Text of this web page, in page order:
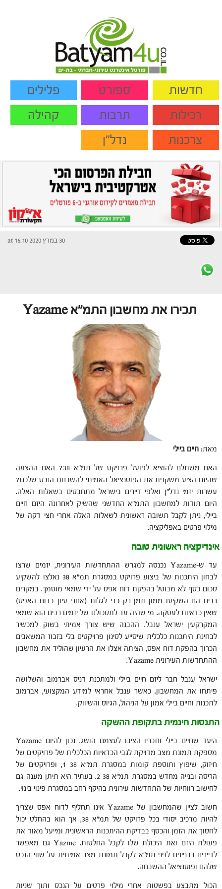
חדשות ספורט
פלילים
רכילות
תרבות
קהילה
צרכנות
נדל"ן
30 במרץ 2020 at 16:10
תכירו את מחשבון התמ"א Yazame
מאת: חיים ביילי
האם משתלם להוציא לפועל פרויקט של תמ"א 38? האם ההצעה
שהיזם הציע משקפת את הפוטנציאל האמיתי להשבחת הנכס שלכם?
עשרות יזמי נדל"ן ואלפי דיירים בישראל מתחבטים בשאלות האלה.
היום תודות למחשבון התמ"א החדשני שהשיק לאחרונה היזם חיים
ביילי, ניתן לקבל תשובה ראשונית לשאלות האלה אחרי חצי דקה של
מילוי פרטים באפליקציה.
אינדיקציה ראשונית טובה
עד ש-Yazame נכנסה למגרש ההתחדשות העירונית, יזמים שרצו
לבחון היתכנות של ביצוע פרויקט במסגרת תמ"א 38 נאלצו להשקיע
סכום כסף לא מבוטל בהפקת דוח אפס על ידי שמאי מוסמך. במקרים
רבים הם השקיעו ממון וזמן רק כדי לגלות (אחרי עיון בדוח האפס)
שאין כדאיות לעסקה. מי שהיה עד לתסכולם של יזמים רבים הוא שמאי
המקרקעין ישראל ענבל. ההבנה שיש צורך אמיתי בשוק למכשיר
לבחינת היתכנות כלכלית שיסייע לסינון פרויקטים בלי בזבוז המשאבים
הכרוך בהפקת דוח אפס, הציתה אצלו את הרעיון שהוליד את מחשבון
ההתחדשות העירונית Yazame.
ישראל ענבל חבר ליזם חיים ביילי ולמתכנת דניס אברמוב והשלושה
פיתחו את המחשבון. כאשר ענבל אחראי למידע המקצועי, אברמוב
לתכנות וחיים ביילי אמון על הניהול, הגיוס והשיווק.
התנסות חינמית בתקופת ההשקה
היעד שחיים ביילי וחבריו הציבו לעצמם הושג. נכון להיום Yazame
מספקת תמונת מצב מדויקת לגבי הכדאיות הכלכלית של פרויקטים של
חיזוק, שיפוץ ותוספת קומות במסגרת תמ"א 38 1, ופרויקטים של
הריסה ובנייה מחדש במסגרת תמ"א 38 2. בעתיד היא תיתן מענה גם
לחישוב רווחיות של התחדשות עירונית בהיקף רחב במסגרת פינוי בינוי.
חשוב לציין שהמחשבון של Yazame אינו תחליף לדוח אפס שצריך
להיות מרכיב יסודי בכל פרויקט של תמ"א 38, אך הוא בהחלט יכול
לחסוך את הזמן והכסף בבדיקת ההיתכנות הראשונית ומייעל מאוד את
פעולת היזם ואת היכולת שלו לקבל החלטות. Yazme גם מאפשר
לדיירים בבניינים לפני תמ"א לקבל תמונת מצב אמיתית על שווי הנכס
שלהם ופוטנציאל ההשבחה.
הכול מתבצע בפשטות אחרי מילוי פרטים על הנכס ותוך שניות